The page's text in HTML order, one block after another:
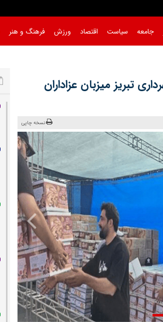
جامعه سیاست اقتصاد ورزش فرهنگ و هنر
تبریز میزبان عزاداران
نسخه چاپی